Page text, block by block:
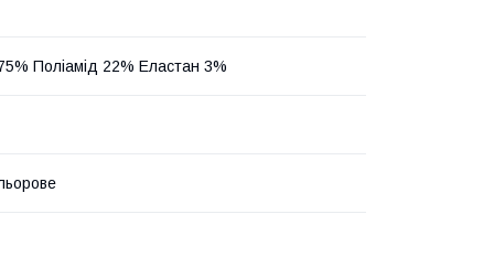
Поліамід 22% Еластан 3%